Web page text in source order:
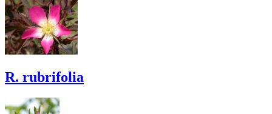
R. rubrifolia